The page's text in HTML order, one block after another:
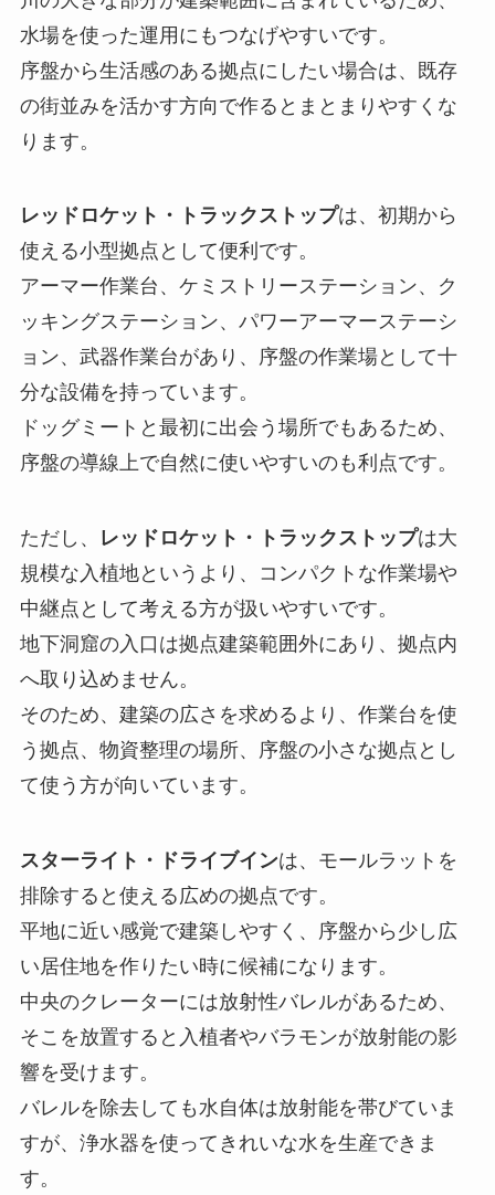
水場を使った運用にもつなげやすいです。
序盤から生活感のある拠点にしたい場合は、既存
の街並みを活かす方向で作るとまとまりやすくな
ります。
レッドロケット・トラックストップは、初期から
使える小型拠点として便利です。
アーマー作業台、ケミストリーステーション、ク
ッキングステーション、パワーアーマーステーシ
ョン、武器作業台があり、序盤の作業場として十
分な設備を持っています。
ドッグミートと最初に出会う場所でもあるため、
序盤の導線上で自然に使いやすいのも利点です。
ただし、 レッドロケット・トラックストップは大
規模な入植地というより、コンパクトな作業場や
中継点として考える方が扱いやすいです。
地下洞窟の入口は拠点建築範囲外にあり、拠点内
へ取り込めません。
そのため、建築の広さを求めるより、作業台を使
う拠点、物資整理の場所、序盤の小さな拠点とし
て使う方が向いています。
スターライト・ドライブインは、モールラットを
排除すると使える広めの拠点です。
平地に近い感覚で建築しやすく、序盤から少し広
い居住地を作りたい時に候補になります。
中央のクレーターには放射性バレルがあるため、
そこを放置すると入植者やバラモンが放射能の影
響を受けます。
バレルを除去しても水自体は放射能を帯びていま
すが、浄水器を使ってきれいな水を生産できま
す。